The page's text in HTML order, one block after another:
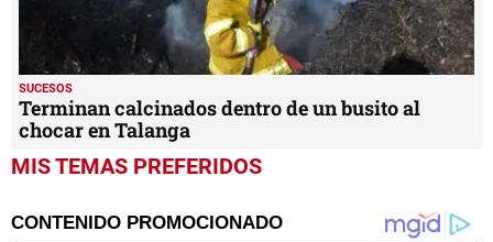
SUCESOS
Terminan calcinados dentro de un busito al
chocar en Talanga
MIS TEMAS PREFERIDOS